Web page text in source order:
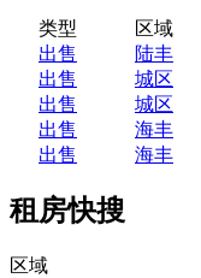
类型 区域
出售
陆丰
出售
城区
出售
城区
出售
海丰
出售
海丰
租房快搜
区域